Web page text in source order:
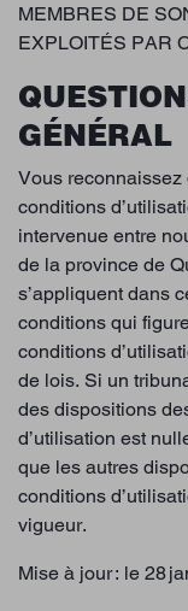
MEMBRES DE
EXPLOITÉS PAR
GÉNÉRAL
Vous
conditions
intervenue entre
de la province de
s’appliquent dans
conditions qui
conditions
de lois. Si un
des dispositions
d’utilisation est
que les autres
conditions
vigueur.
Mise à jour : le 28